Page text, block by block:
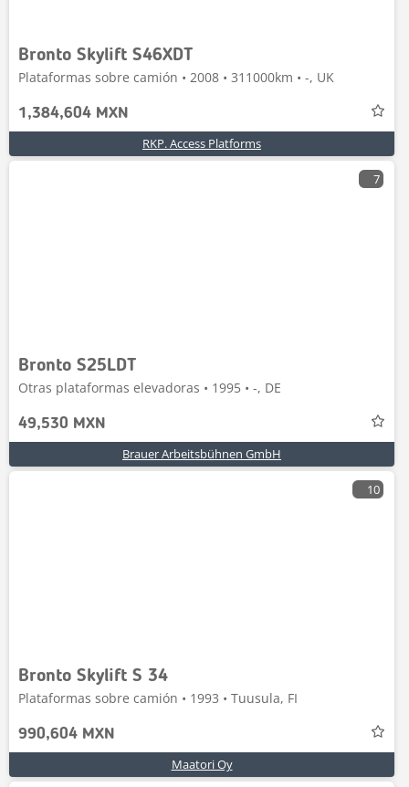
Bronto Skylift S46XDT
Plataformas sobre camión • 2008 • 311000km • -, UK
1,384,604 MXN
RKP. Access Platforms
7
Bronto S25LDT
Otras plataformas elevadoras • 1995 • -, DE
49,530 MXN
Brauer Arbeitsbühnen GmbH
10
Bronto Skylift S 34
Plataformas sobre camión • 1993 • Tuusula, FI
990,604 MXN
Maatori Oy